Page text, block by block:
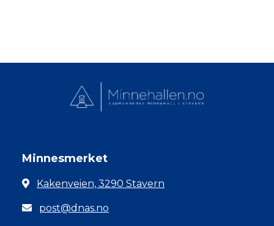
Minnesmerket
Kakenveien, 3290 Stavern
post@dnas.no